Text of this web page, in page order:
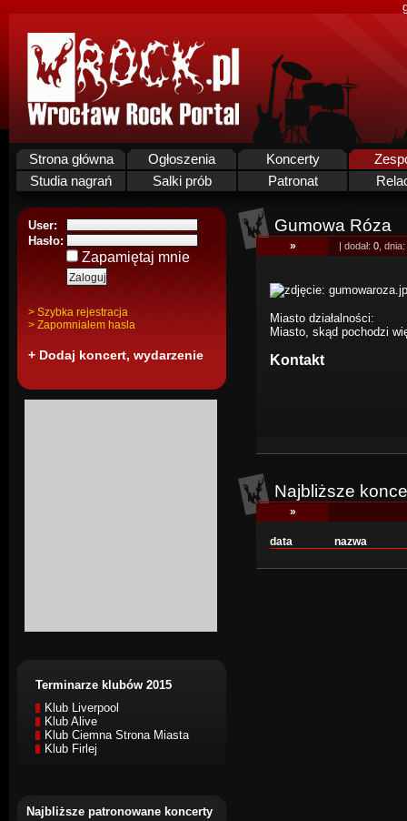
Strona główna Ogłoszenia Koncerty
Studia nagrań
Salki prób Patronat
User:
Hasło:
Zapamiętaj mnie
> Szybka rejestracja
> Zapomnialem hasla
+ Dodaj koncert, wydarzenie
Terminarze klubów 2015
Klub Liverpool
Klub Alive
Klub Ciemna Strona Miasta
Klub Firlej
Najbliższe patronowane koncerty
Gumowa Róza
» | dodał: 0 ,
Miasto działalności:
Miasto, skąd pochodzi
Kontakt
Najbliższe
»
data nazwa